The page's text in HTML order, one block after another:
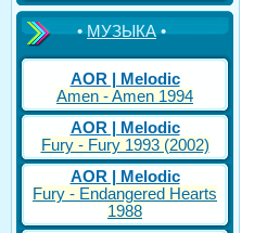
•МУЗЫКА•
AOR | Melodic
Amen - Amen 1994
AOR | Melodic
Fury - Fury 1993 (2002)
AOR | Melodic
Fury - Endangered Hearts
1988